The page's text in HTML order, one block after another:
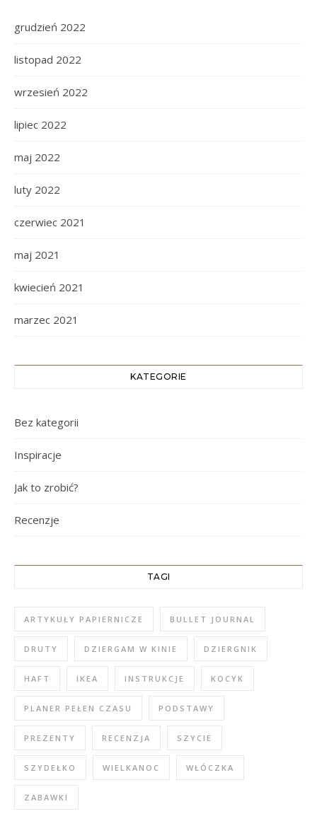
grudzień 2022
listopad 2022
wrzesień 2022
lipiec 2022
maj 2022
luty 2022
czerwiec 2021
maj 2021
kwiecień 2021
marzec 2021
KATEGORIE
Bez kategorii
Inspiracje
Jak to zrobić?
Recenzje
TAGI
ARTYKUŁY PAPIERNICZE BULLET JOURNAL
DRUTY DZIERGAM W KINIE DZIERGNIK
HAFT IKEA INSTRUKCJE KOCYK
PLANER PEŁEN CZASU PODSTAWY
PREZENTY RECENZJA SZYCIE
SZYDEŁKO WIELKANOC WŁÓCZKA
ZABAWKI